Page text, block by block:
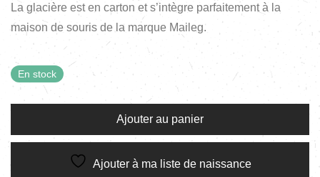
La glacière est en carton et s’intègre parfaitement à la
maison de souris de la marque Maileg.
En stock
Ajouter au panier
Ajouter à ma liste de naissance